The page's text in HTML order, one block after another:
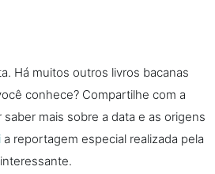
Há muitos outros livros bacanas
conhece? Compartilhe com a
mais sobre a data e as origens
a reportagem especial realizada pela